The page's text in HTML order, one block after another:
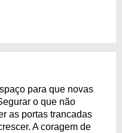
para que novas
o que não
as portas trancadas
A coragem de